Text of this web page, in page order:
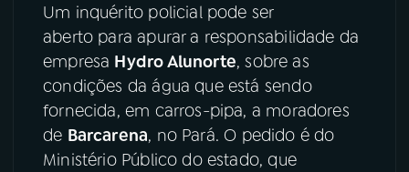
08 FESTIVAL DE MÚSICA
ACOMPANHE A RÁDIO NACIONAL
YouTube Facebook
Instagram X
Um inquérito policial pode ser
aberto para apurar a responsabilidade da
empresa Hydro Alunorte, sobre as
condições da água que está sendo
fornecida, em carros-pipa, a moradores
de Barcarena, no Pará. O pedido é do
Ministério Público do estado, que